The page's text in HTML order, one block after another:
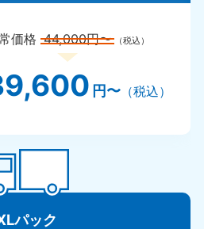
価格44,000円〜 （税込）
円〜（税込）
パック